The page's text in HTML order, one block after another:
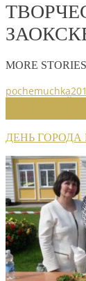
MORE STORIES
ДЕНЬ ГОРОДА